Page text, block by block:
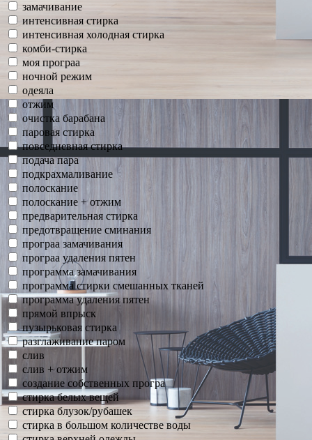
замачивание
интенсивная стирка
интенсивная холодная стирка
комби-стирка
моя програа
ночной режим
одеяла
отжим
очистка барабана
паровая стирка
повседневная стирка
подача пара
подкрахмаливание
полоскание
полоскание + отжим
предварительная стирка
предотвращение сминания
програа замачивания
програа удаления пятен
программа замачивания
программа стирки смешанных тканей
программа удаления пятен
прямой впрыск
пузырьковая стирка
разглаживание паром
слив
слив + отжим
создание собственных програ
стирка белых вещей
стирка блузок/рубашек
стирка в большом количестве воды